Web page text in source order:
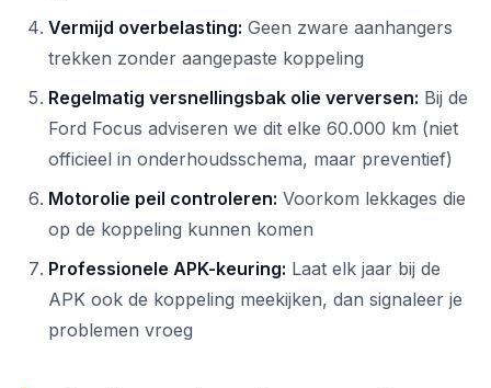
Vermijd overbelasting: Geen zware aanhangers
trekken zonder aangepaste koppeling
Regelmatig versnellingsbak olie verversen: Bij de
Ford Focus adviseren we dit elke 60.000 km (niet
officieel in onderhoudsschema, maar preventief)
Motorolie peil controleren: Voorkom lekkages die
op de koppeling kunnen komen
Professionele APK-keuring: Laat elk jaar bij de
APK ook de koppeling meekijken, dan signaleer je
problemen vroeg